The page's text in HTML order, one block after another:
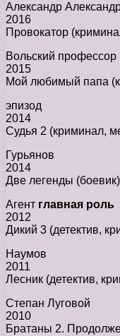
Александр
2016
Провокатор
Вольский профессор
2015
Мой любимый папа
эпизод
2014
Судья 2 (криминал,
Гурьянов
2014
Две легенды (боевик)
Агент главная роль
2012
Дикий 3 (детектив,
Наумов
2011
Лесник (детектив,
Степан Луговой
2010
Братаны 2.